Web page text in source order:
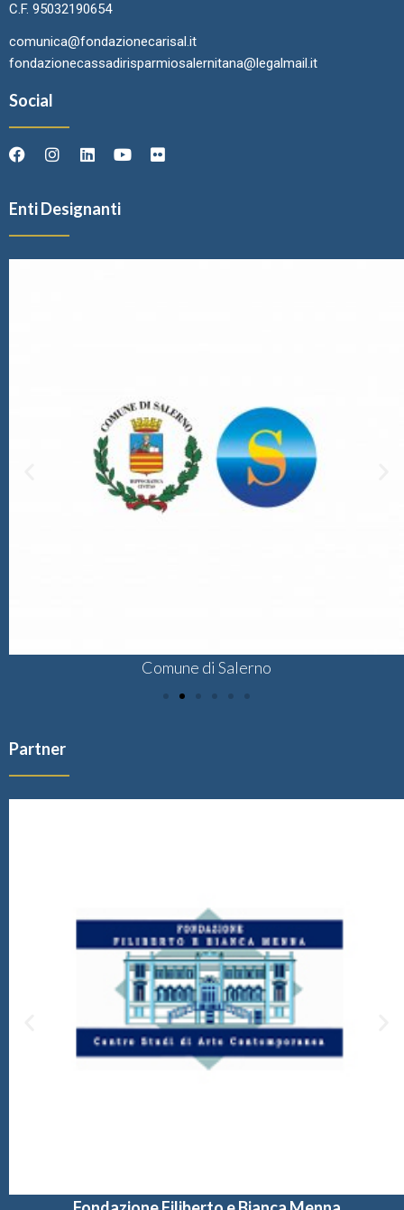
C.F. 95032190654
comunica@fondazionecarisal.it
fondazionecassadirisparmiosalernitana@legalmail.it
Social
Enti Designanti
Comune di Salerno
Partner